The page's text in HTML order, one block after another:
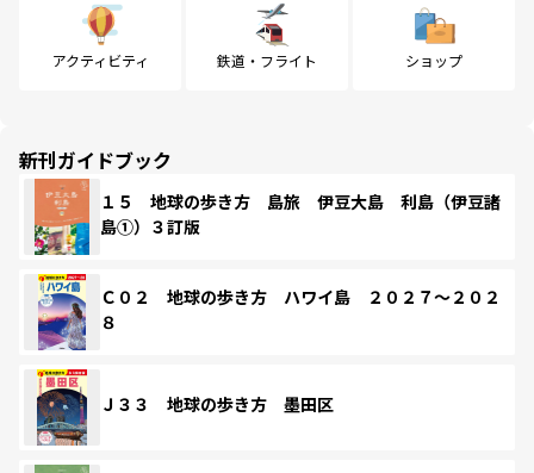
アクティビティ 鉄道・フライト ショップ
新刊ガイドブック
１５ 地球の歩き方 島旅 伊豆大島 利島（伊豆諸
島①）３訂版
Ｃ０２ 地球の歩き方 ハワイ島 ２０２７～２０２
８
Ｊ３３ 地球の歩き方 墨田区